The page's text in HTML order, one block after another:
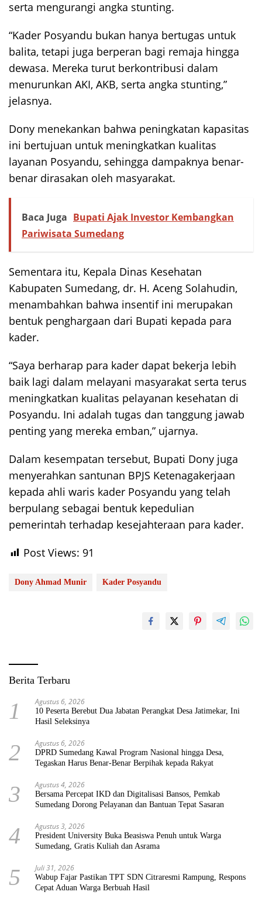
serta mengurangi angka stunting.
“Kader Posyandu bukan hanya bertugas untuk
balita, tetapi juga berperan bagi remaja hingga
dewasa. Mereka turut berkontribusi dalam
menurunkan AKI, AKB, serta angka stunting,”
jelasnya.
Dony menekankan bahwa peningkatan kapasitas
ini bertujuan untuk meningkatkan kualitas
layanan Posyandu, sehingga dampaknya benar-
benar dirasakan oleh masyarakat.
Baca Juga Bupati Ajak Investor Kembangkan
Pariwisata Sumedang
Sementara itu, Kepala Dinas Kesehatan
Kabupaten Sumedang, dr. H. Aceng Solahudin,
menambahkan bahwa insentif ini merupakan
bentuk penghargaan dari Bupati kepada para
kader.
“Saya berharap para kader dapat bekerja lebih
baik lagi dalam melayani masyarakat serta terus
meningkatkan kualitas pelayanan kesehatan di
Posyandu. Ini adalah tugas dan tanggung jawab
penting yang mereka emban,” ujarnya.
Dalam kesempatan tersebut, Bupati Dony juga
menyerahkan santunan BPJS Ketenagakerjaan
kepada ahli waris kader Posyandu yang telah
berpulang sebagai bentuk kepedulian
pemerintah terhadap kesejahteraan para kader.
Post Views: 91
Dony Ahmad Munir Kader Posyandu
Berita Terbaru
1 Agustus 6, 2026
10 Peserta Berebut Dua Jabatan Perangkat Desa Jatimekar, Ini
Hasil Seleksinya
2 Agustus 6, 2026
DPRD Sumedang Kawal Program Nasional hingga Desa,
Tegaskan Harus Benar-Benar Berpihak kepada Rakyat
3 Agustus 4, 2026
Bersama Percepat IKD dan Digitalisasi Bansos, Pemkab
Sumedang Dorong Pelayanan dan Bantuan Tepat Sasaran
4 Agustus 3, 2026
President University Buka Beasiswa Penuh untuk Warga
Sumedang, Gratis Kuliah dan Asrama
5 Juli 31, 2026
Wabup Fajar Pastikan TPT SDN Citraresmi Rampung, Respons
Cepat Aduan Warga Berbuah Hasil